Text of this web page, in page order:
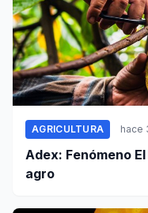
AGRICULTURA hace
Adex: Fenómeno
agro